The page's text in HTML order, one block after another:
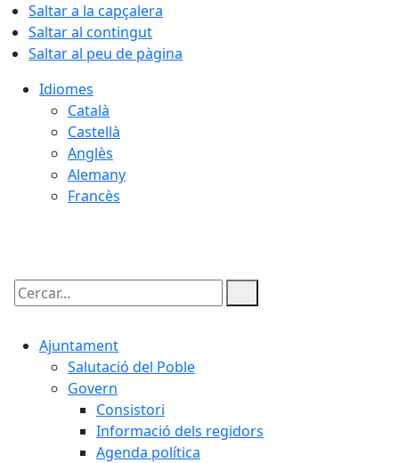
Saltar a la capçalera
Saltar al contingut
Saltar al peu de pàgina
Idiomes
Català
Castellà
Anglès
Alemany
Francès
Cercar:
Ajuntament
Salutació del Poble
Govern
Consistori
Informació dels regidors
Agenda política